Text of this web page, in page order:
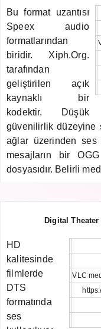
Bu format uzantısı
Speex audio
formatlarından
biridir. Xiph.Org.
tarafından
geliştirilen açık
kaynaklı bir
kodektir. Düşük
güvenilirlik düzeyine
ağlar üzerinden ses
mesajların bir
dosyasıdır. Belirli
Digital
VLC
HD
kalitesinde
filmlerde
DTS
formatında
ses